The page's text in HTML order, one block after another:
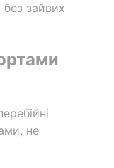
зайвих
не